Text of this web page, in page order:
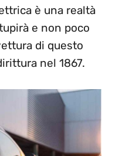
è una realtà
e non poco
di questo
nel 1867.